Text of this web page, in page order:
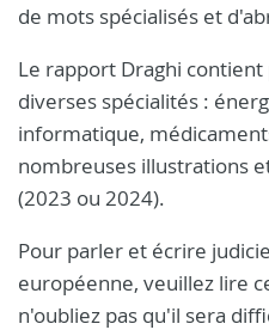
de mots spécialisés et
Le rapport Draghi
diverses spécialités :
informatique,
nombreuses illustrations
(2023 ou 2024).
Pour parler et écrire
européenne, veuillez lire
n'oubliez pas qu'il sera